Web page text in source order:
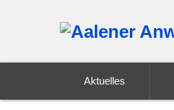
Aktuelles